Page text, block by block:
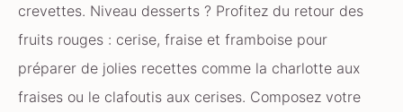
crevettes. Niveau desserts ? Profitez du retour des
fruits rouges : cerise, fraise et framboise pour
préparer de jolies recettes comme la charlotte aux
fraises ou le clafoutis aux cerises. Composez votre